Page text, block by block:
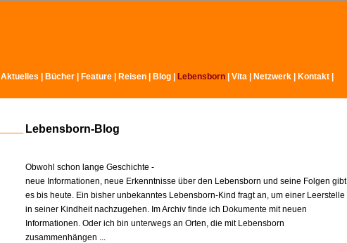
Aktuelles Bücher Feature Reisen Blog Lebensborn Vita Netzwerk Kontakt
Lebensborn-Blog
Obwohl schon lange Geschichte -
neue Informationen, neue Erkenntnisse über den Lebensborn und seine Folgen gibt
es bis heute. Ein bisher unbekanntes Lebensborn-Kind fragt an, um einer Leerstelle
in seiner Kindheit nachzugehen. Im Archiv finde ich Dokumente mit neuen
Informationen. Oder ich bin unterwegs an Orten, die mit Lebensborn
zusammenhängen ...